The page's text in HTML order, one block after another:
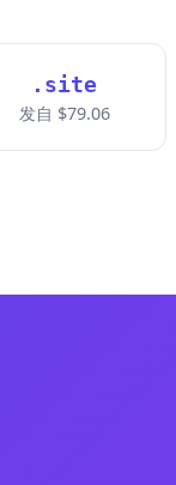
.site
发自 $79.06